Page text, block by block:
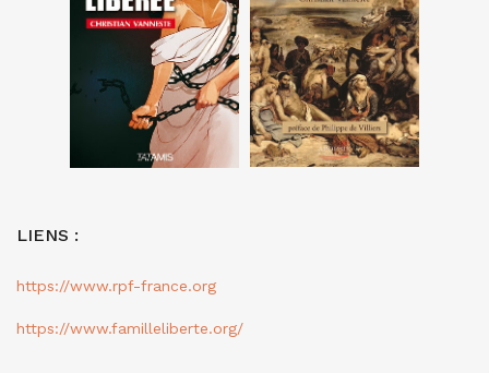
LIENS :
https://www.rpf-france.org
https://www.familleliberte.org/